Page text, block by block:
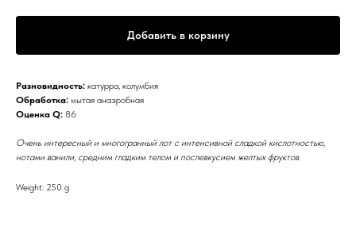
Добавить в корзину
Разновидность: катурра, колумбия
Обработка: мытая анаэробная
Оценка Q: 86
Очень интересный и многогранный лот с интенсивной сладкой кислотностью,
нотами ванили, средним гладким телом и послевкусием желтых фруктов.
Weight: 250 g